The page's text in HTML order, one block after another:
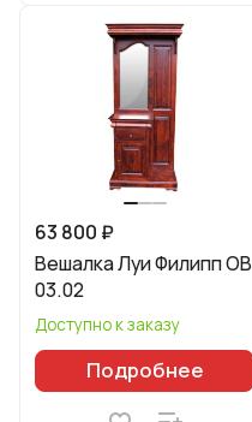
63 800 ₽
Вешалка Луи Филипп ОВ
03.02
Доступно к заказу
Подробнее